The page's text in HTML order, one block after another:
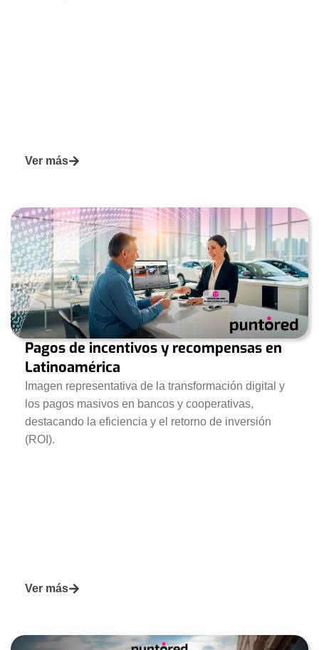
Ver más
Pagos de incentivos y recompensas en
Latinoamérica
Imagen representativa de la transformación digital y
los pagos masivos en bancos y cooperativas,
destacando la eficiencia y el retorno de inversión
(ROI).
Ver más